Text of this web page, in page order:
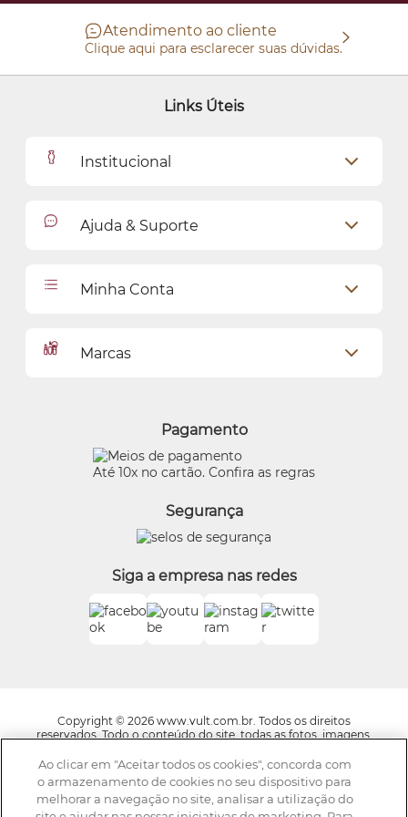
Atendimento ao cliente
Clique aqui para esclarecer suas dúvidas.
Links Úteis
Institucional
Como Comprar
Ajuda & Suporte
Seja uma revendedora
Pagamentos
Política de Privacidade
Preferências de Cookies
Termos de Uso
Trocas e Devoluções
Minha Conta
Meus endereços
Marcas
Quem Disse, Berenice?
Beleza na Web
Boticário Internacional
Pagamento
Até 10x no cartão. Confira as regras
Segurança
Siga a empresa nas redes
Copyright © 2026 www.vult.com.br. Todos os direitos
reservados. Todo o conteúdo do site, todas as fotos, imagens,
layout, trade dress, aqui veiculados são de propriedade exclusiva
da Boticário Produto de Beleza Ltda. É vedada qualquer
reprodução, total ou parcial, de qualquer elemento de
identidade, sem expressa autorização. A violação de qualquer
Ao clicar em "Aceitar todos os cookies", concorda com
o armazenamento de cookies no seu dispositivo para
melhorar a navegação no site, analisar a utilização do